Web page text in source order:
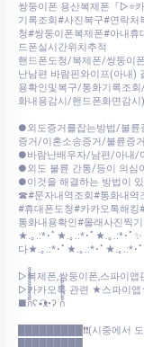
쌍둥이폰 용산복제폰『▷⭐
기록조회#사진복구#연락
청#쌍둥이폰복제폰#아내
드폰실시간위치추적
핸드폰도청/복제폰/쌍둥이
난남편 바람핀와이프(아내)
용확인및복구/통화기록조
화내용감시/핸드폰화면감시)
●외도증거를잡는방법/불
증거/이혼소송증거/불륜증
●바람난배우자/남편/아내/
●외도 불륜 간통/등이 의심
●이것을 해결하는 방법이
☎#문자내역조회#통화내역
#휴대폰도청#카카오톡해
통화내용확인#몰래사진찍
★.｡.:*･ﾟ★.｡.:*･ﾟ★.｡.:*･ﾟ✨
다★.｡.:*･ﾟ★.｡.:*･ﾟ★.｡.:*･ﾟ
▷복제폰,쌍둥이폰,스파이앱
▷카카오톡 관련 ★스파이앱
■ก็็็็็็็็็็็็็ʕ•͡ᴥ•ʔ ก้้้้้้้้้้้
█████████❗❗(시중에서